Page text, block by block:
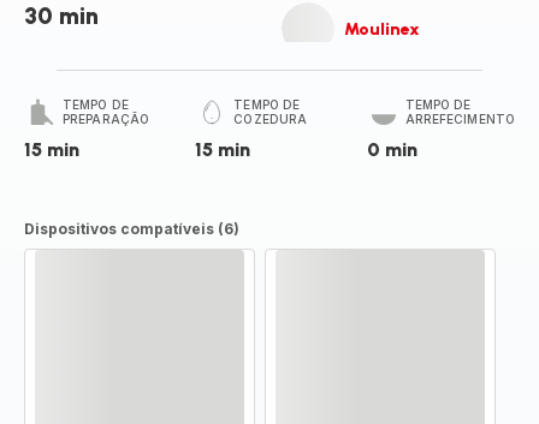
30 min Moulinex
TEMPO DE
PREPARAÇÃO
15 min
TEMPO DE
COZEDURA
15 min
TEMPO DE
ARREFECIMENTO
0 min
Dispositivos compatíveis (6)